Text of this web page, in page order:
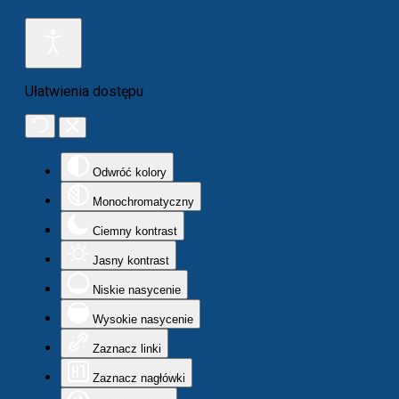
Ułatwienia dostępu
Odwróć kolory
Monochromatyczny
Ciemny kontrast
Jasny kontrast
Niskie nasycenie
Wysokie nasycenie
Zaznacz linki
Zaznacz nagłówki